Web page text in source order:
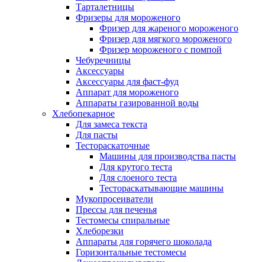
Тарталетницы
Фризеры для мороженого
Фризер для жареного мороженого
Фризер для мягкого мороженого
Фризер мороженого с помпой
Чебуречницы
Аксессуары
Аксессуары для фаст-фуд
Аппарат для мороженого
Аппараты газированной воды
Хлебопекарное
Для замеса текста
Для пасты
Тестораскаточные
Машины для производства пасты
Для крутого теста
Для слоеного теста
Тестораскатывающие машины
Мукопросеиватели
Прессы для печенья
Тестомесы спиральные
Хлеборезки
Аппараты для горячего шоколада
Горизонтальные тестомесы